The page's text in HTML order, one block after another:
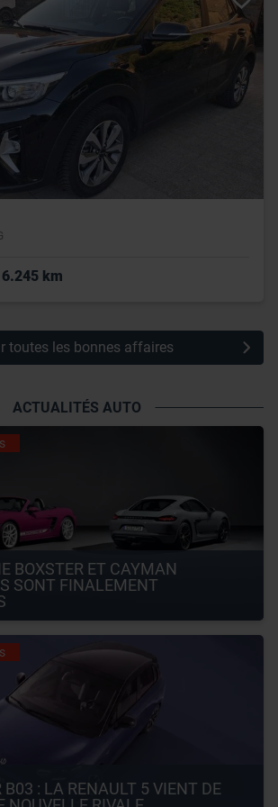
services.
km
toutes les bonnes affaires
ACTUALITÉS AUTO
BOXSTER ET CAYMAN
SONT FINALEMENT
B03 : LA RENAULT 5 VIENT DE